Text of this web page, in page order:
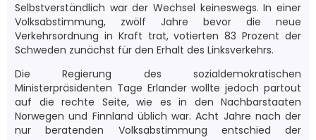
Selbstverständlich war der Wechsel keineswegs. In einer
Volksabstimmung, zwölf Jahre bevor die neue
Verkehrsordnung in Kraft trat, votierten 83 Prozent der
Schweden zunächst für den Erhalt des Linksverkehrs.
Die Regierung des sozialdemokratischen
Ministerpräsidenten Tage Erlander wollte jedoch partout
auf die rechte Seite, wie es in den Nachbarstaaten
Norwegen und Finnland üblich war. Acht Jahre nach der
nur beratenden Volksabstimmung entschied der